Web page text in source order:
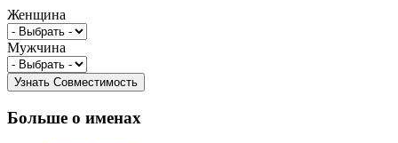
Женщина
Мужчина
Больше о именах